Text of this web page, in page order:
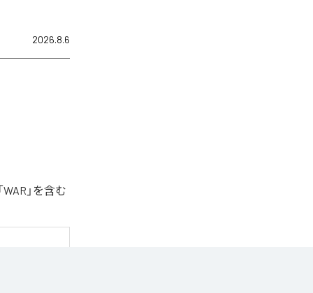
2026.8.6
」を含む